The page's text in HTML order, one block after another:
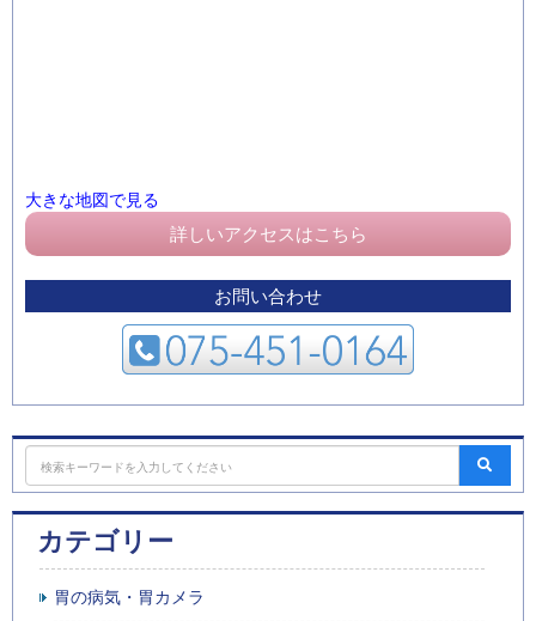
大きな地図で見る
詳しいアクセスはこちら
お問い合わせ
カテゴリー
胃の病気・胃カメラ